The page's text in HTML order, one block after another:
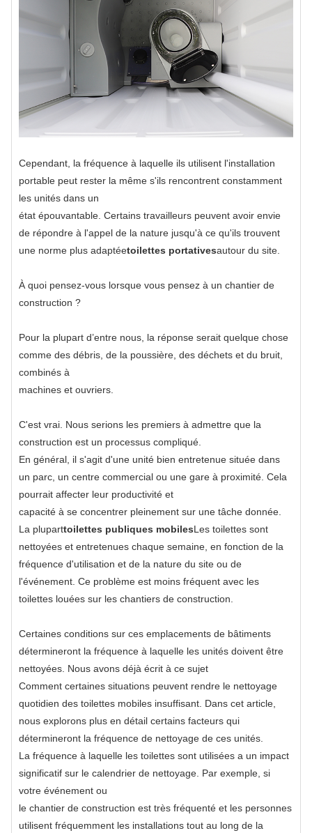
Cependant, la fréquence à laquelle ils utilisent l'installation
portable peut rester la même s'ils rencontrent constamment
les unités dans un
état épouvantable. Certains travailleurs peuvent avoir envie
de répondre à l'appel de la nature jusqu'à ce qu'ils trouvent
une norme plus adaptéetoilettes portativesautour du site.
À quoi pensez-vous lorsque vous pensez à un chantier de
construction ?
Pour la plupart d’entre nous, la réponse serait quelque chose
comme des débris, de la poussière, des déchets et du bruit,
combinés à
machines et ouvriers.
C'est vrai. Nous serions les premiers à admettre que la
construction est un processus compliqué.
En général, il s'agit d'une unité bien entretenue située dans
un parc, un centre commercial ou une gare à proximité. Cela
pourrait affecter leur productivité et
capacité à se concentrer pleinement sur une tâche donnée.
La pluparttoilettes publiques mobilesLes toilettes sont
nettoyées et entretenues chaque semaine, en fonction de la
fréquence d'utilisation et de la nature du site ou de
l'événement. Ce problème est moins fréquent avec les
toilettes louées sur les chantiers de construction.
Certaines conditions sur ces emplacements de bâtiments
détermineront la fréquence à laquelle les unités doivent être
nettoyées. Nous avons déjà écrit à ce sujet
Comment certaines situations peuvent rendre le nettoyage
quotidien des toilettes mobiles insuffisant. Dans cet article,
nous explorons plus en détail certains facteurs qui
détermineront la fréquence de nettoyage de ces unités.
La fréquence à laquelle les toilettes sont utilisées a un impact
significatif sur le calendrier de nettoyage. Par exemple, si
votre événement ou
le chantier de construction est très fréquenté et les personnes
utilisent fréquemment les installations tout au long de la